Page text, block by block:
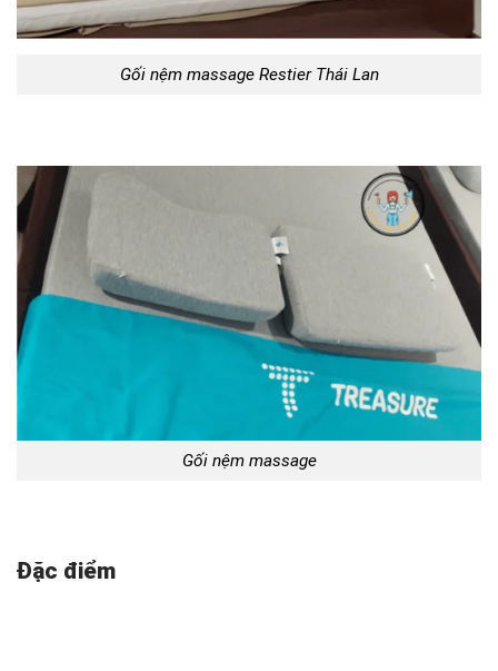
Gối nệm massage Restier Thái Lan
Gối nệm massage
Đặc điểm